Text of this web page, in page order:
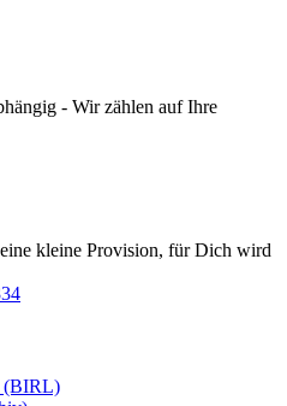
- Wir zählen auf Ihre
kleine Provision, für Dich wird
(BIRL)